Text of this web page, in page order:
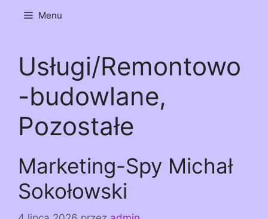
Menu
Usługi/Remontowo
-budowlane,
Pozostałe
Marketing-Spy Michał
Sokołowski